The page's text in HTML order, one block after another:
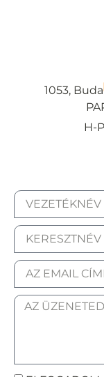
1053,
H-